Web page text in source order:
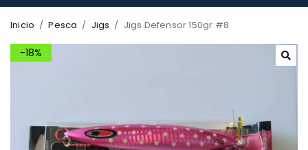
Inicio / Pesca / Jigs / Jigs Defensor 150gr #8
-18%